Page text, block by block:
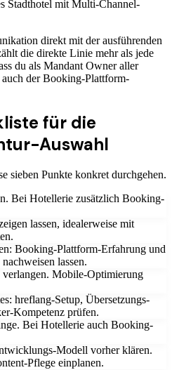
Stadthotel mit Multi-Channel-
direkt mit der ausführenden
die direkte Linie mehr als jede
du als Mandant Owner aller
der Booking-Plattform-
für die
Auswahl
sieben Punkte konkret durchgehen.
Bei Hotellerie zusätzlich Booking-
lassen, idealerweise mit
Booking-Plattform-Erfahrung und
lassen.
verlangen. Mobile-Optimierung
hreflang-Setup, Übersetzungs-
Kompetenz prüfen.
Bei Hotellerie auch Booking-
Modell vorher klären.
Pflege einplanen.